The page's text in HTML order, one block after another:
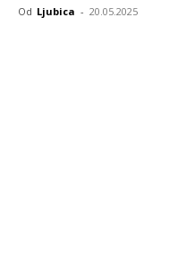
Od Ljubica - 20.05.2025